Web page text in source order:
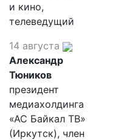
и кино,
телеведущий
14 августа
Александр
Тюников
президент
медиахолдинга
«АС Байкал ТВ»
(Иркутск), член